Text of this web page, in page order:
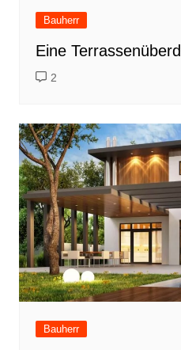
Bauherr
Eine
2
Bauherr